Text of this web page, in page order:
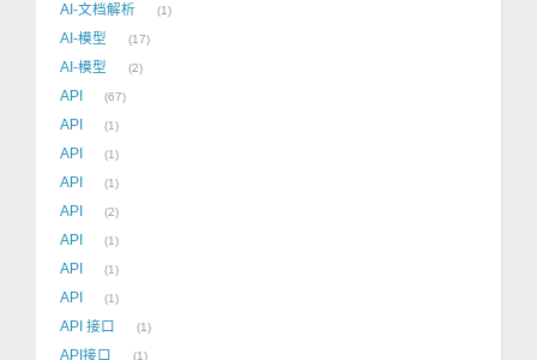
AI-文档解析 1
AI-模型 17
AI-模型 2
API 67
API 1
API 1
API 1
API 2
API 1
API 1
API 1
API 接口 1
API接口 1